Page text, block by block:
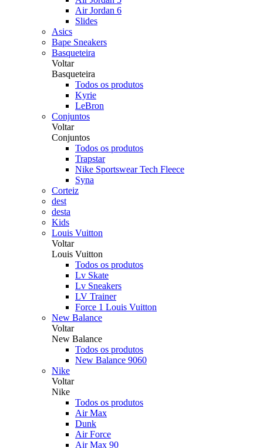
Air Jordan 6
Slides
Asics
Bape Sneakers
Basqueteira
Voltar
Basqueteira
Todos os produtos
Kyrie
LeBron
Conjuntos
Voltar
Conjuntos
Todos os produtos
Trapstar
Nike Sportswear Tech Fleece
Syna
Corteiz
dest
desta
Kids
Louis Vuitton
Voltar
Louis Vuitton
Todos os produtos
Lv Skate
Lv Sneakers
LV Trainer
Force 1 Louis Vuitton
New Balance
Voltar
New Balance
Todos os produtos
New Balance 9060
Nike
Voltar
Nike
Todos os produtos
Air Max
Dunk
Air Force
Air Max 90